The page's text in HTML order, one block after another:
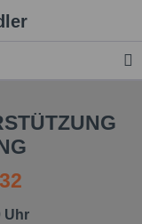
Uhr